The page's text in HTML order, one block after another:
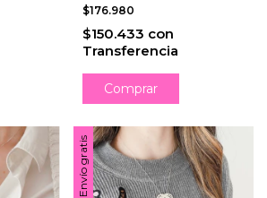
$176.980
$150.433 con
Transferencia
Comprar
Envío gratis